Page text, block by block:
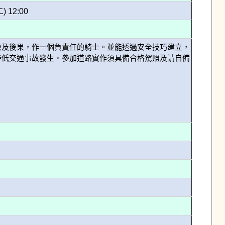
) 12:00
後果，作一個負責任的騎士。並能透過安全技巧建立，
交通事故發生。參加道路實作須具備合格駕照及請自備